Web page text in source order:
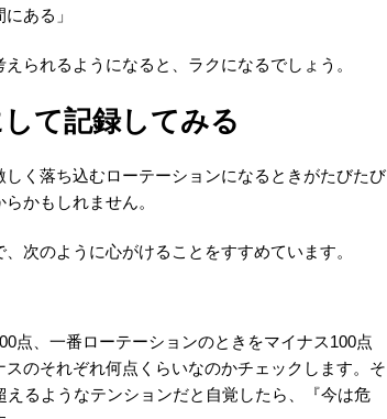
ある」
られるようになると、ラクになるでしょう。
して記録してみる
く落ち込むローテーションになるときがたびたび
かもしれません。
次のように心がけることをすすめています。
点、一番ローテーションのときをマイナス100点
のそれぞれ何点くらいなのかチェックします。そ
るようなテンションだと自覚したら、『今は危